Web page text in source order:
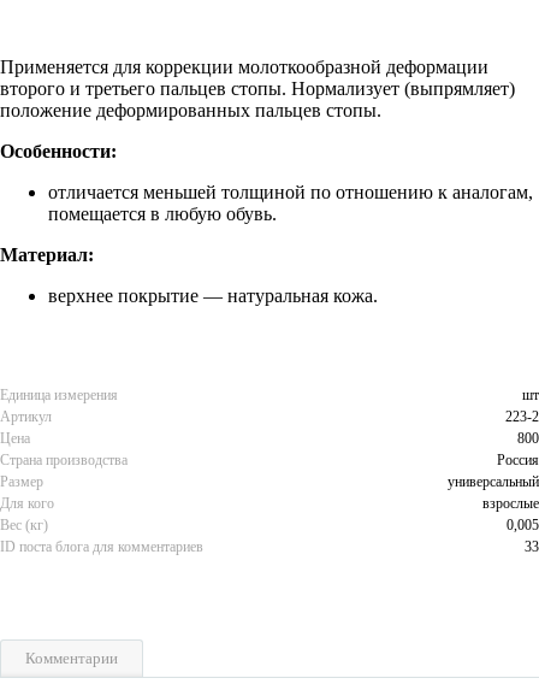
Применяется для коррекции молоткообразной деформации
второго и третьего пальцев стопы. Нормализует (выпрямляет)
положение деформированных пальцев стопы.
Особенности:
отличается меньшей толщиной по отношению к аналогам,
помещается в любую обувь.
Материал:
верхнее покрытие — натуральная кожа.
Единица измерения
шт
Артикул
223-2
Цена
800
Страна производства
Россия
Размер
универсальный
Для кого
взрослые
Вес (кг)
0,005
ID поста блога для комментариев
33
Комментарии